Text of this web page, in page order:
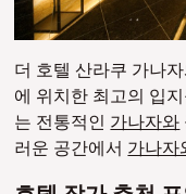
더 호텔 산라쿠 가나
에 위치한 최고의 입
는 전통적인 가나자와
러운 공간에서 가나자